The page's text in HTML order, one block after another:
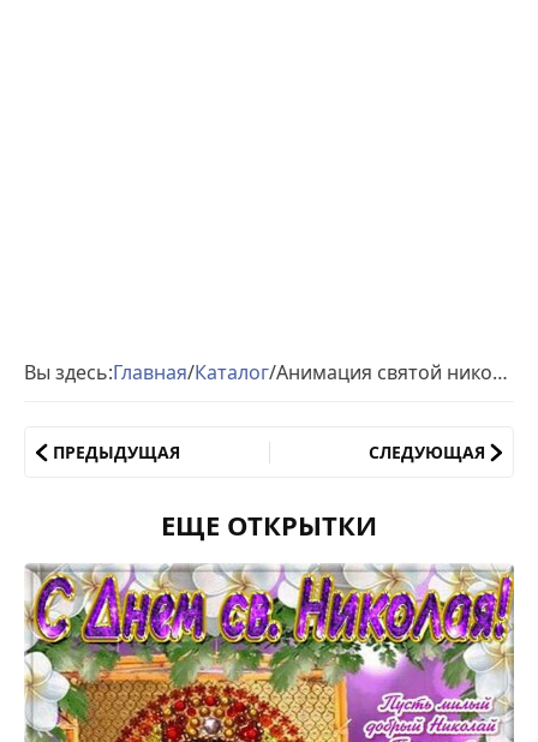
Вы здесь:Главная/Каталог/ Анимация святой николай весенний
ПРЕДЫДУЩАЯ СЛЕДУЮЩАЯ
ЕЩЕ ОТКРЫТКИ